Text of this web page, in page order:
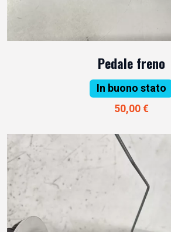
Pedale freno
In buono stato
50,00 €